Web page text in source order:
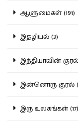
ஆளுமைகள் (191)
இதழியல் (3)
இந்தியாவின்
இன்னொரு குரல்
இரு உலகங்கள் (17)